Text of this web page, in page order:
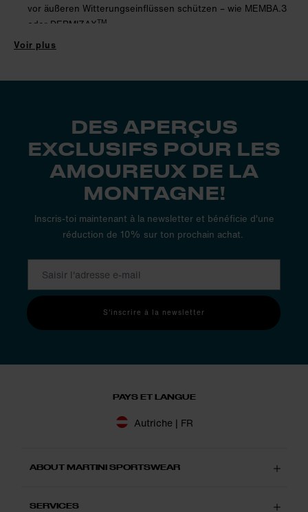
vor äußeren Witterungseinflüssen schützen – wie MEMBA.3
oder DERMIZAXTM
Elastizität
Isolation : Warm gefüttert und trotzdem ultraleicht und
platzsparend – das ermöglichenG-LOFT®,PRIMALOFT® und
Geradlinig, aber dennoch körpernah geschnitten, ausreichend
Spielraum im Schulter- und Brustbereich: Skitourenbekleidung
für Herrenvon Martini Sportswear sitztfastwie eine zweite Haut
Nichts flattert oder stört dich. Flexible Abschlüsse halten alles
und konzentrierst dich auf das Wichtigste: deine Liebe zum
Sport in der freien Natur.
Voir plus
DES APERÇUS
EXCLUSIFS POUR LES
AMOUREUX DE LA
MONTAGNE!
Inscris-toi maintenant à la newsletter et bénéficie d'une
réduction de 10% sur ton prochain achat.
S'inscrire à la newsletter
PAYS ET LANGUE
Autriche | FR
ABOUT MARTINI SPORTSWEAR
SERVICES